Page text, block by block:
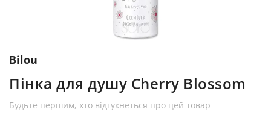
Bilou
Пінка для душу Cherry Blossom
Будьте першим, хто відгукнеться про цей товар